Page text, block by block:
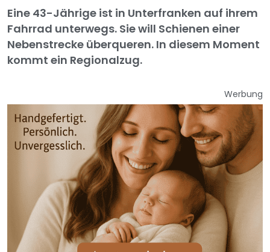
Eine 43-Jährige ist in Unterfranken auf ihrem
Fahrrad unterwegs. Sie will Schienen einer
Nebenstrecke überqueren. In diesem Moment
kommt ein Regionalzug.
Werbung